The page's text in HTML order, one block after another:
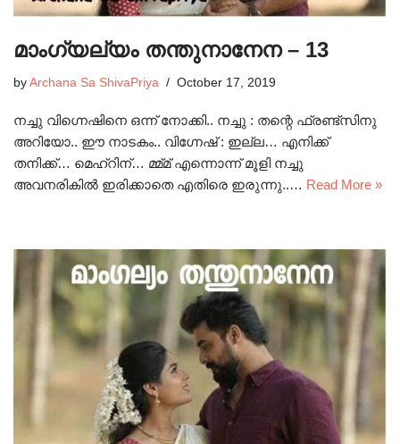
മാംഗ്യല്യം തന്തുനാനേന – 13
by Archana Sa ShivaPriya October 17, 2019
നച്ചു വിഗ്നെഷിനെ ഒന്ന് നോക്കി.. നച്ചു : തന്റെ ഫ്രണ്ട്സിനു
അറിയോ.. ഈ നാടകം.. വിഗ്നേഷ് : ഇല്ല… എനിക്ക്
തനിക്ക്… മെഹ്‌റിന്‌… മ്മ്മ് എന്നൊന്ന് മൂളി നച്ചു
അവനരികിൽ ഇരിക്കാതെ എതിരെ ഇരുന്നു..… Read More »